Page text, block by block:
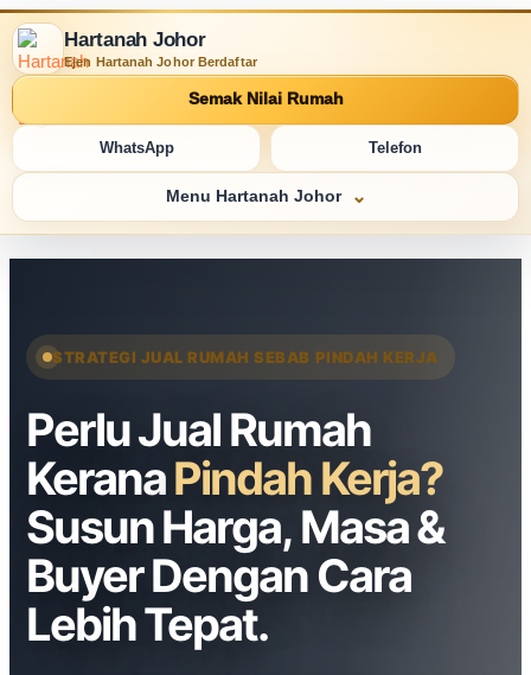
Hartanah Johor
Ejen Hartanah Johor Berdaftar
Semak Nilai Rumah
WhatsApp Telefon
Menu Hartanah Johor
STRATEGI JUAL RUMAH SEBAB PINDAH KERJA
Perlu Jual Rumah
KeranaPindah Kerja?
Susun Harga, Masa &
Buyer Dengan Cara
Lebih Tepat.